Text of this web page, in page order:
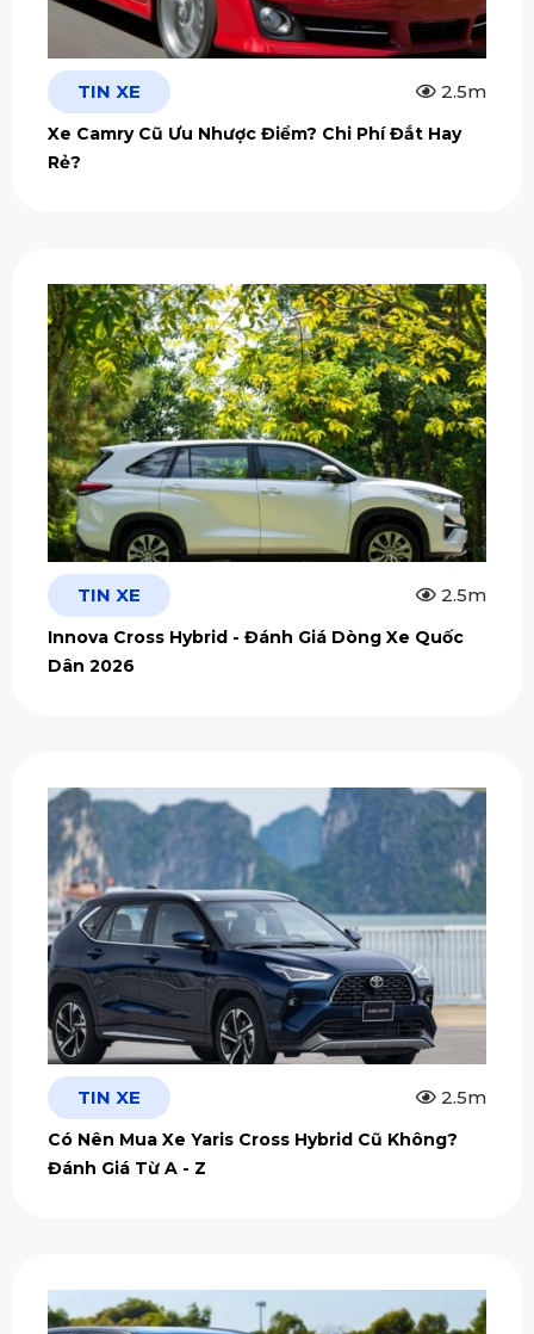
TIN XE 2.5m
Xe Camry Cũ Ưu Nhược Điểm? Chi Phí Đắt Hay
Rẻ?
TIN XE 2.5m
Innova Cross Hybrid - Đánh Giá Dòng Xe Quốc
Dân 2026
TIN XE 2.5m
Có Nên Mua Xe Yaris Cross Hybrid Cũ Không?
Đánh Giá Từ A - Z